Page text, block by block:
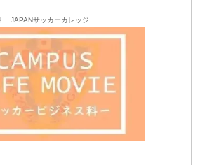
JAPANサッカーカレッジ